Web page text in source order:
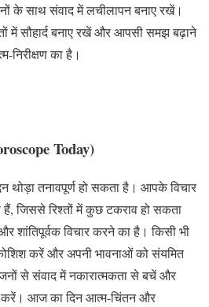
के साथ संवाद में लचीलापन बनाए रखें।
में सौहार्द बनाए रखें और आपसी समझ बढ़ाने
का है।
Today)
थोड़ा तनावपूर्ण हो सकता है। आपके विचार
जिससे रिश्तों में कुछ टकराव हो सकता
विचार करने का है। किसी भी
करें और अपनी भावनाओं को संयमित
से संवाद में नकारात्मकता से बचें और
करें। आज का दिन आत्म-चिंतन और